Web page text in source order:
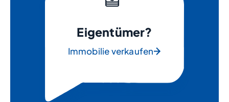
Eigentümer?
Immobilie verkaufen